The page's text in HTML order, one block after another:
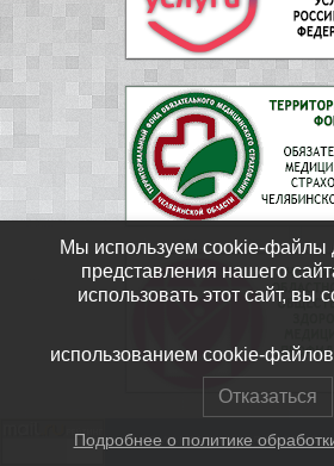
ФГБУЗ ЦМСЧ № 15 ФМБА
Мы используем cookie-файлы
представления нашего
использовать этот сайт, вы
использованием cookie-
Отказаться
Подробнее о политике